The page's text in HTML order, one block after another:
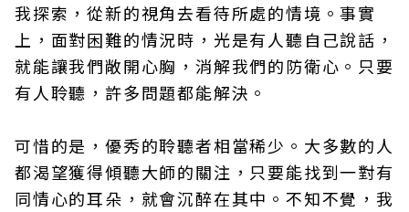
我探索，從新的視角去看待所處的情境。事實
上，面對困難的情況時，光是有人聽自己說話，
就能讓我們敞開心胸，消解我們的防衛心。只要
有人聆聽，許多問題都能解決。
可惜的是，優秀的聆聽者相當稀少。大多數的人
都渴望獲得傾聽大師的關注，只要能找到一對有
同情心的耳朵，就會沉醉在其中。不知不覺，我